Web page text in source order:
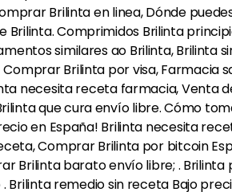
Brilinta en linea, Dónde
Comprimidos Brilinta
similares ao Brilinta, Brilinta
Brilinta por visa, Farmacia
necesita receta farmacia, Venta
que cura envío libre. Cómo
en España! Brilinta necesita
Comprar Brilinta por bitcoin
Brilinta barato envío libre; .
remedio sin receta Bajo